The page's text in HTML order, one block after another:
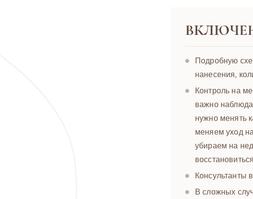
Подробную
нанесения,
Контроль на
важно
нужно менять
меняем уход
убираем на
Консультанты
В сложных